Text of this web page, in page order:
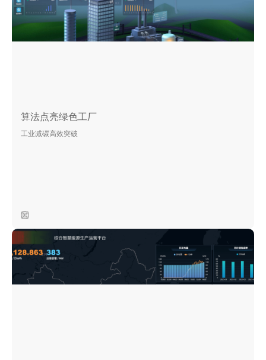
算法点亮绿色工厂
工业减碳高效突破